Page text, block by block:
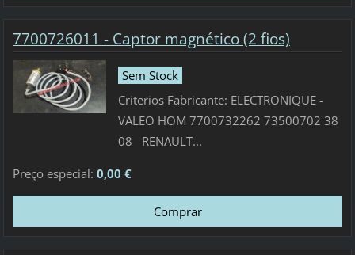
7700726011 - Captor magnético (2 fios)
Sem Stock
Criterios Fabricante: ELECTRONIQUE -
VALEO HOM 7700732262 73500702 38
08 RENAULT...
Preço especial: 0,00 €